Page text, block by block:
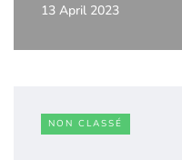
13 April 2023
NON CLASSÉ